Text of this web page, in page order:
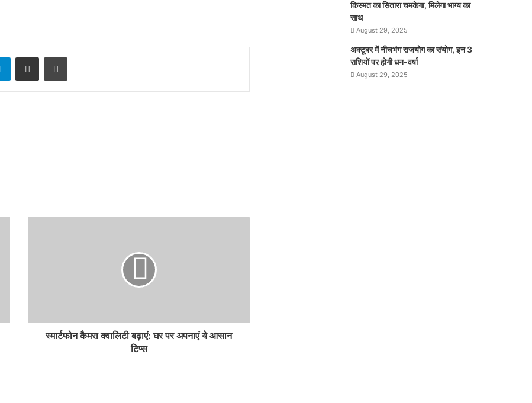
TelegramShare via Email Print
स्मार्टफोन कैमरा क्वालिटी बढ़ाएं: घर पर अपनाएं ये आसान
टिप्स
किस्मत का सितारा चमकेगा, मिलेगा भाग्य का
साथ
August 29, 2025
अक्टूबर में नीचभंग राजयोग का संयोग, इन 3
राशियों पर होगी धन-वर्षा
August 29, 2025